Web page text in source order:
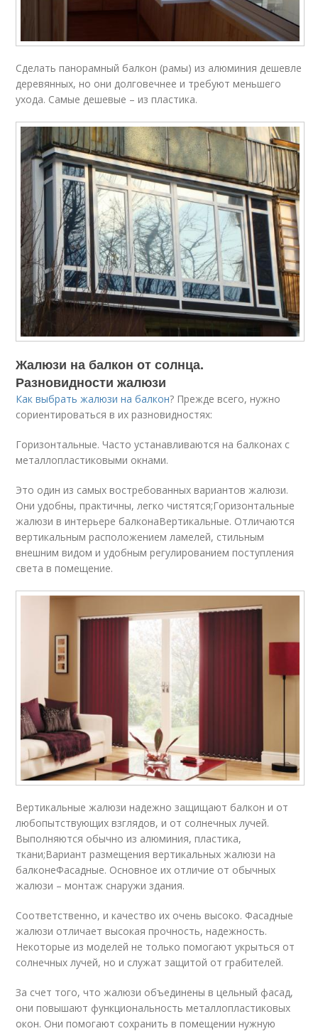
Сделать панорамный балкон (рамы) из алюминия дешевле
деревянных, но они долговечнее и требуют меньшего
ухода. Самые дешевые – из пластика.
Жалюзи на балкон от солнца.
Разновидности жалюзи
Как выбрать жалюзи на балкон? Прежде всего, нужно
сориентироваться в их разновидностях:
Горизонтальные. Часто устанавливаются на балконах с
металлопластиковыми окнами.
Это один из самых востребованных вариантов жалюзи.
Они удобны, практичны, легко чистятся;Горизонтальные
жалюзи в интерьере балконаВертикальные. Отличаются
вертикальным расположением ламелей, стильным
внешним видом и удобным регулированием поступления
света в помещение.
Вертикальные жалюзи надежно защищают балкон и от
любопытствующих взглядов, и от солнечных лучей.
Выполняются обычно из алюминия, пластика,
ткани;Вариант размещения вертикальных жалюзи на
балконеФасадные. Основное их отличие от обычных
жалюзи – монтаж снаружи здания.
Соответственно, и качество их очень высоко. Фасадные
жалюзи отличает высокая прочность, надежность.
Некоторые из моделей не только помогают укрыться от
солнечных лучей, но и служат защитой от грабителей.
За счет того, что жалюзи объединены в цельный фасад,
они повышают функциональность металлопластиковых
окон. Они помогают сохранить в помещении нужную